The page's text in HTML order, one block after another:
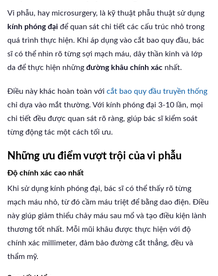
Vi phẫu, hay microsurgery, là kỹ thuật phẫu thuật sử dụng
kính phóng đại để quan sát chi tiết các cấu trúc nhỏ trong
quá trình thực hiện. Khi áp dụng vào cắt bao quy đầu, bác
sĩ có thể nhìn rõ từng sợi mạch máu, dây thần kinh và lớp
da để thực hiện những đường khâu chính xác nhất.
Điều này khác hoàn toàn với cắt bao quy đầu truyền thống
chỉ dựa vào mắt thường. Với kính phóng đại 3-10 lần, mọi
chi tiết đều được quan sát rõ ràng, giúp bác sĩ kiểm soát
từng động tác một cách tối ưu.
Những ưu điểm vượt trội của vi phẫu
Độ chính xác cao nhất
Khi sử dụng kính phóng đại, bác sĩ có thể thấy rõ từng
mạch máu nhỏ, từ đó cầm máu triệt để bằng dao điện. Điều
này giúp giảm thiểu chảy máu sau mổ và tạo điều kiện lành
thương tốt nhất. Mỗi mũi khâu được thực hiện với độ
chính xác millimeter, đảm bảo đường cắt thẳng, đều và
thẩm mỹ.